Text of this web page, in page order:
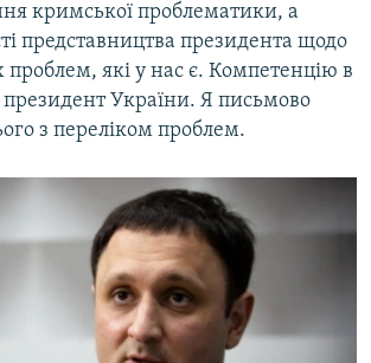
кримської проблематики, а
представництва президента щодо
проблем, які у нас є. Компетенцію в
України. Я письмово
з переліком проблем.